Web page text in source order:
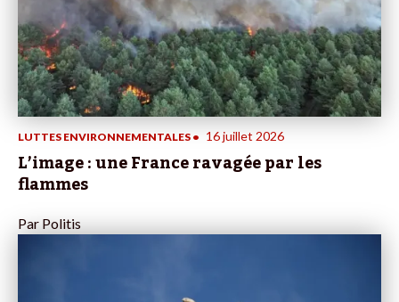
LUTTES ENVIRONNEMENTALES • 16 juillet 2026
L’image : une France ravagée par les
flammes
Par Politis